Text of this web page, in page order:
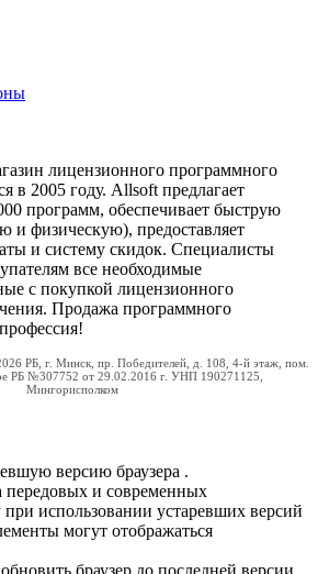
лицензионного программного
в 2005 году. Allsoft предлагает
программ, обеспечивает быструю
и физическую), предоставляет
и систему скидок. Специалисты
все необходимые
с покупкой лицензионного
Продажа программного
РБ, г. Минск, пр. Победителей, д. 108, 4-й этаж, пом.
РБ №307752 от 29.02.2016 г. УНП 190271125,
Мингорисполком
версию браузера .
передовых и современных
при использовании устаревших версий
могут отображаться